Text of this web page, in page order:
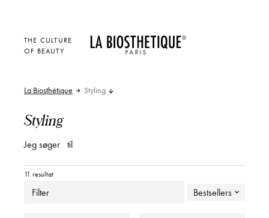
THE CULTURE
OF BEAUTY
La Biosthétique Styling
Styling
Jeg søger til
11 resultat
Filter Bestsellers